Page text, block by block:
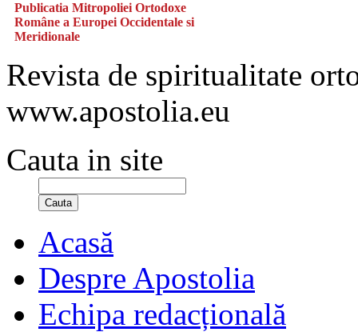
Publicatia Mitropoliei Ortodoxe
Române a Europei Occidentale si
Meridionale
Revista de spiritualitate
www.apostolia.eu
Cauta in site
Cauta
Acasă
Despre Apostolia
Echipa redacțională